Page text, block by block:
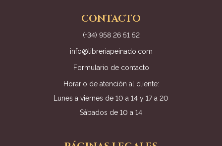
CONTACTO
(+34) 958 26 51 52
info@libreriapeinado.com
Formulario de contacto
Horario de atención al cliente:
Lunes a viernes de 10 a 14 y 17 a 20
Sábados de 10 a 14